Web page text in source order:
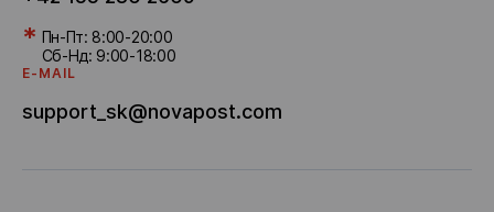
* Пн-Пт: 8:00-20:00
Сб-Нд: 9:00-18:00
E-MAIL
support_sk@novapost.com